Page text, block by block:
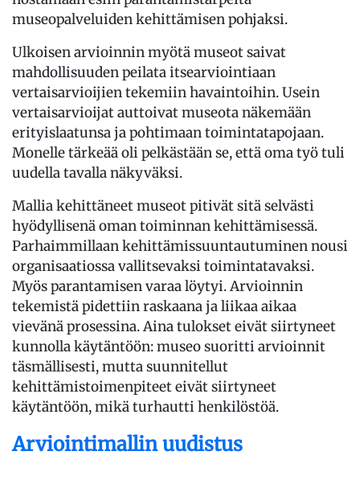
museopalveluiden kehittämisen pohjaksi.
Ulkoisen arvioinnin myötä museot saivat
mahdollisuuden peilata itsearviointiaan
vertaisarvioijien tekemiin havaintoihin. Usein
vertaisarvioijat auttoivat museota näkemään
erityislaatunsa ja pohtimaan toimintatapojaan.
Monelle tärkeää oli pelkästään se, että oma työ tuli
uudella tavalla näkyväksi.
Mallia kehittäneet museot pitivät sitä selvästi
hyödyllisenä oman toiminnan kehittämisessä.
Parhaimmillaan kehittämissuuntautuminen nousi
organisaatiossa vallitsevaksi toimintatavaksi.
Myös parantamisen varaa löytyi. Arvioinnin
tekemistä pidettiin raskaana ja liikaa aikaa
vievänä prosessina. Aina tulokset eivät siirtyneet
kunnolla käytäntöön: museo suoritti arvioinnit
täsmällisesti, mutta suunnitellut
kehittämistoimenpiteet eivät siirtyneet
käytäntöön, mikä turhautti henkilöstöä.
Arviointimallin uudistus